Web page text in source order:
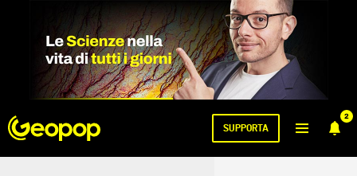
2
SUPPORTA